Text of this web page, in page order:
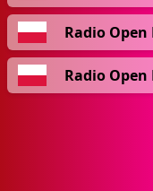
Radio Open
Radio Open